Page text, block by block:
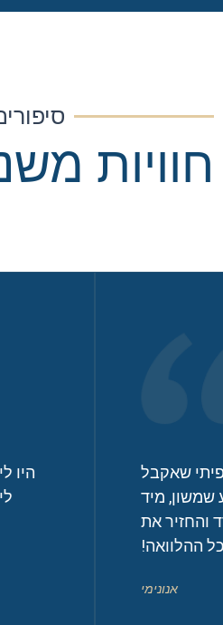
חוויות
לימוד וחלוקת
הכסף